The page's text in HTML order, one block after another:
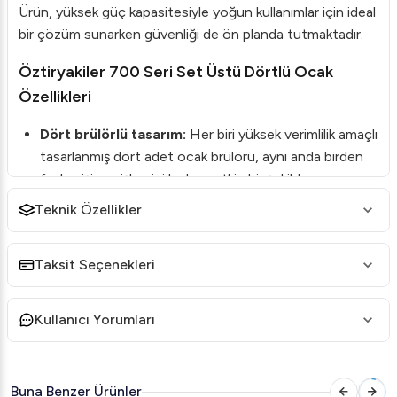
Ürün, yüksek güç kapasitesiyle yoğun kullanımlar için ideal
bir çözüm sunarken güvenliği de ön planda tutmaktadır.
Öztiryakiler 700 Seri Set Üstü Dörtlü Ocak
Özellikleri
Dört brülörlü tasarım: Her biri yüksek verimlilik amaçlı
tasarlanmış dört adet ocak brülörü, aynı anda birden
fazla pişirme işlemini hızlı ve etkin bir şekilde
gerçekleştirmenizi sağlar.
Emniyet ventili gaz valfleri:Güvenli kullanım için
emniyet ventilleri bulunur.
Pik döküm brülörler:Özel tasarımı sayesinde yüksek
yanma verimi sunar ve düşük emisyon değerleri ile
çevresel etkilerini minimize eder.
Kullanım kolaylığı sağlayan pilot
Teknik Özellikler
Taksit Seçenekleri
Kullanıcı Yorumları
Buna Benzer Ürünler